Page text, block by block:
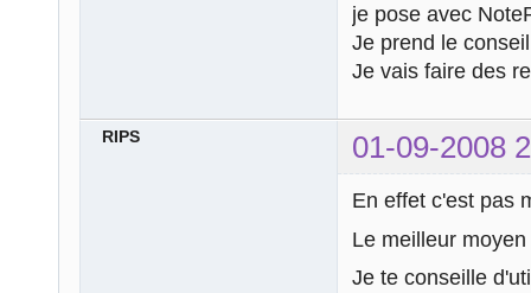
je pose avec
Je prend le
Je vais faire des
RIPS 01-09-2008
En effet c'est pas
Le meilleur
Je te conseille